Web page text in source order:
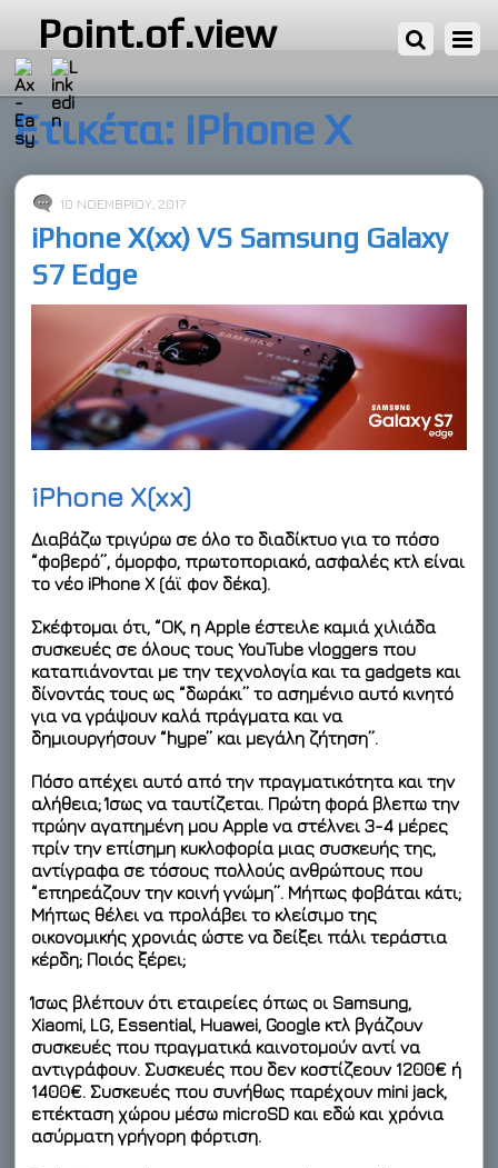
Point.of.view
Ετικέτα: iPhone X
10 ΝΟΕΜΒΡΊΟΥ, 2017
iPhone X(xx) VS Samsung Galaxy
S7 Edge
iPhone X(xx)
Διαβάζω τριγύρω σε όλο το διαδίκτυο για το πόσο
“φοβερό”, όμορφο, πρωτοποριακό, ασφαλές κτλ είναι
το νέο iPhone X (άϊ φον δέκα).
Σκέφτομαι ότι, “ΟΚ, η Apple έστειλε καμιά χιλιάδα
συσκευές σε όλους τους YouTube vloggers που
καταπιάνονται με την τεχνολογία και τα gadgets και
δίνοντάς τους ως “δωράκι” το ασημένιο αυτό κινητό
για να γράψουν καλά πράγματα και να
δημιουργήσουν “hype” και μεγάλη ζήτηση”.
Πόσο απέχει αυτό από την πραγματικότητα και την
αλήθεια; Ίσως να ταυτίζεται. Πρώτη φορά βλεπω την
πρώην αγαπημένη μου Apple να στέλνει 3-4 μέρες
πρίν την επίσημη κυκλοφορία μιας συσκευής της,
αντίγραφα σε τόσους πολλούς ανθρώπους που
“επηρεάζουν την κοινή γνώμη”. Μήπως φοβάται κάτι;
Μήπως θέλει να προλάβει το κλείσιμο της
οικονομικής χρονιάς ώστε να δείξει πάλι τεράστια
κέρδη; Ποιός ξέρει;
Ίσως βλέπουν ότι εταιρείες όπως οι Samsung,
Xiaomi, LG, Essential, Huawei, Google κτλ βγάζουν
συσκευές που πραγματικά καινοτομούν αντί να
αντιγράφουν. Συσκευές που δεν κοστίζεουν 1200€ ή
1400€. Συσκευές που συνήθως παρέχουν mini jack,
επέκταση χώρου μέσω microSD και εδώ και χρόνια
ασύρματη γρήγορη φόρτιση.